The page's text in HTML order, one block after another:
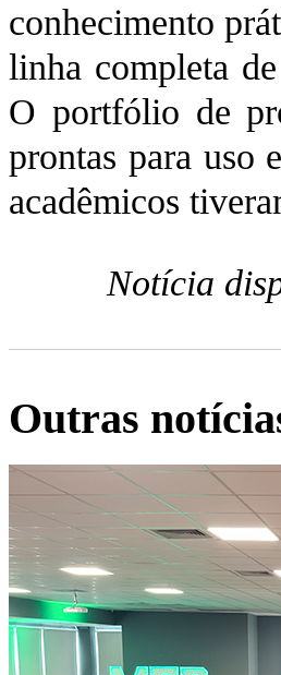
conhecimento
linha completa
O portfólio de
prontas para uso
acadêmicos
Notícia
Outras